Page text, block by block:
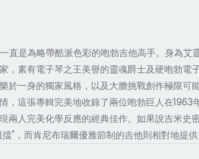
直是為略帶酷派色彩的咆勃吉他高手。身為
，素有電子琴之王美譽的靈魂爵士及硬咆勃
於一身的獨家風格，以及大膽挑戰創作極限
，這張專輯完美地收錄了兩位咆勃巨人在
兩人完美化學反應的經典佳作。如果說吉米
"，而肯尼布瑞爾優雅節制的吉他則相對地提